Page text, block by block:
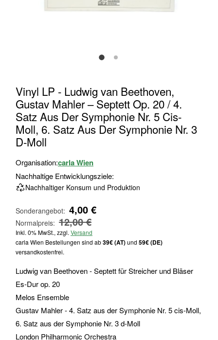
Anfang
der
Bildgalerie
springen
Vinyl LP - Ludwig van Beethoven,
Gustav Mahler – Septett Op. 20 / 4.
Satz Aus Der Symphonie Nr. 5 Cis-
Moll, 6. Satz Aus Der Symphonie Nr. 3
D-Moll
Organisation:carla Wien
Nachhaltige Entwicklungsziele:
Nachhaltiger Konsum und Produktion
Sonderangebot 4,00 €
Normalpreis 12,00 €
Inkl. 0% MwSt., zzgl. Versand
carla Wien Bestellungen sind ab39€ (AT)und 59€ (DE)
versandkostenfrei.
Ludwig van Beethoven - Septett für Streicher und Bläser
Es-Dur op. 20
Melos Ensemble
Gustav Mahler - 4. Satz aus der Symphonie Nr. 5 cis-Moll,
6. Satz aus der Symphonie Nr. 3 d-Moll
London Philharmonic Orchestra